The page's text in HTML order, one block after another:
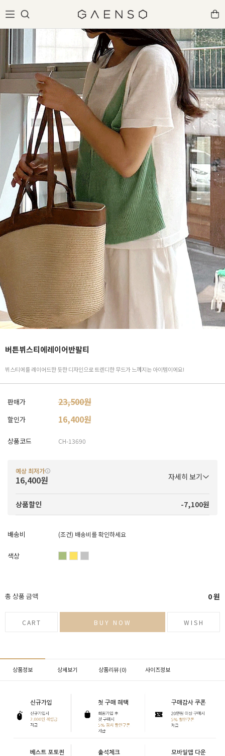
버튼뷔스티에레이어반팔티
뷔스티에를 레이어드한 듯한 디자인으로 트렌디한 무드가 느껴지는 아이템이에요!
판매가 23,500원
할인가 16,400원
상품코드 CH-13690
예상 최저가
16,400원 자세히 보기
상품할인 -7,100원
배송비 (조건) 배송비를 확인하세요
색상
총 상품 금액 0원
CART BUY NOW WISH
상품정보 상세보기 상품리뷰 (0) 사이즈정보